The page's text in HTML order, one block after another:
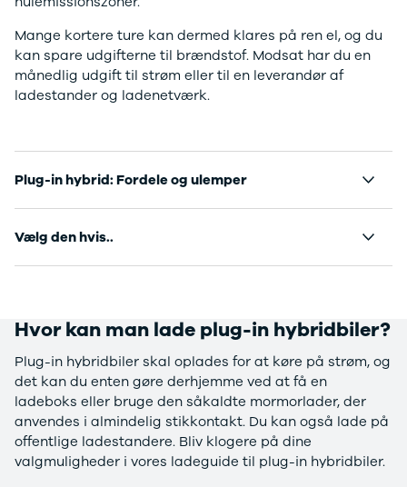
e Vitara
Modeller
Anmeldelser
Privatleasing
Tilbud
Alle nye biler
L03
Anmeldelser
Tilbud
Modeller
Anmeldelser
P7+
Anmeldelser
Privatleasing
Tilbud
G9
Modeller
Anmeldelser
Mitsubishi
Outlander
Space Star
Nissan
Se alle
Qashqai
Micra
Note
Pulsar
e-NV300
Townstar
Opel
Se alle Opel
Elbil
Adam
Karl
Mange kortere ture kan dermed klares på ren el, og du
kan spare udgifterne til brændstof. Modsat har du en
månedlig udgift til strøm eller til en leverandør af
ladestander og ladenetværk.
Plug-in hybrid: Fordele og ulemper
Vælg den hvis..
Hvor kan man lade plug-in hybridbiler?
Plug-in hybridbiler skal oplades for at køre på strøm, og
det kan du enten gøre derhjemme ved at få en
ladeboks eller bruge den såkaldte mormorlader, der
anvendes i almindelig stikkontakt. Du kan også lade på
offentlige ladestandere. Bliv klogere på dine
valgmuligheder i vores ladeguide til plug-in hybridbiler.